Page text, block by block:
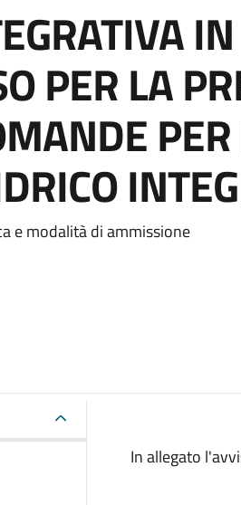
PER LA
notizia
e modalità di ammissione
In allegato